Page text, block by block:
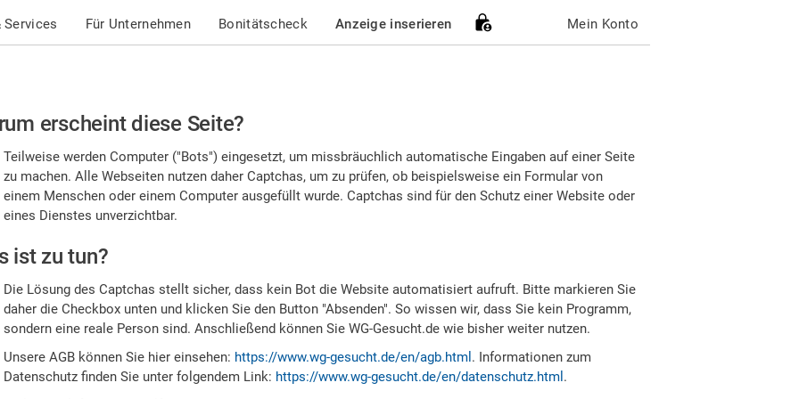
Services Für Unternehmen Bonitätscheck Anzeige inserieren Mein Konto
erscheint diese Seite?
Teilweise werden Computer ("Bots") eingesetzt, um missbräuchlich automatische Eingaben auf einer Seite
zu machen. Alle Webseiten nutzen daher Captchas, um zu prüfen, ob beispielsweise ein Formular von
einem Menschen oder einem Computer ausgefüllt wurde. Captchas sind für den Schutz einer Website oder
eines Dienstes unverzichtbar.
ist zu tun?
Die Lösung des Captchas stellt sicher, dass kein Bot die Website automatisiert aufruft. Bitte markieren Sie
daher die Checkbox unten und klicken Sie den Button "Absenden". So wissen wir, dass Sie kein Programm,
sondern eine reale Person sind. Anschließend können Sie WG-Gesucht.de wie bisher weiter nutzen.
Unsere AGB können Sie hier einsehen: https://www.wg-gesucht.de/en/agb.html . Informationen zum
Datenschutz finden Sie unter folgendem Link: https://www.wg-gesucht.de/en/datenschutz.html .